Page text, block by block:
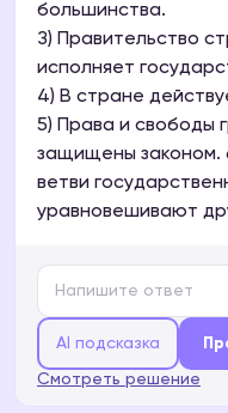
большинства.
З) Правительство
исполняет
4) В стране
5) Права и свободы
защищены законом.
ветви
уравновешивают
AI подсказка
Смотреть решение